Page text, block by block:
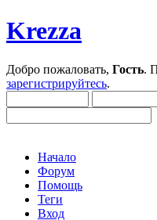
Krezza
Добро пожаловать, Гость.
зарегистрируйтесь.
Начало
Форум
Помощь
Теги
Вход